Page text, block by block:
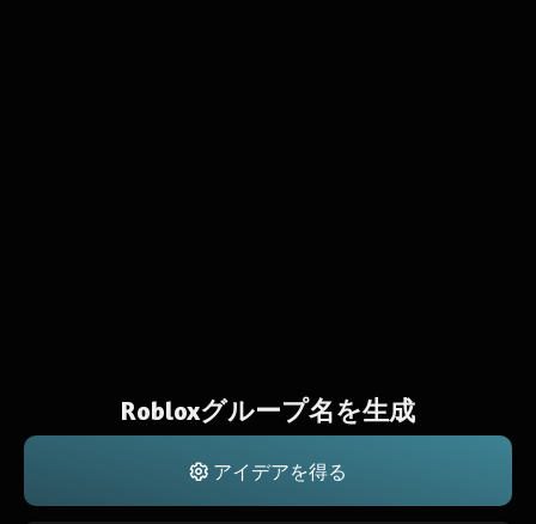
Robloxグループ名を生成
アイデアを得る